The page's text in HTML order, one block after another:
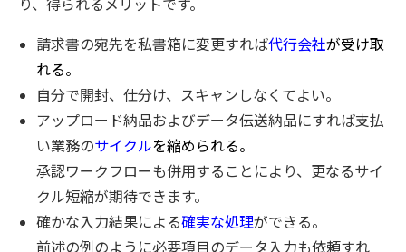
請求書の宛先を私書箱に変更すれば代行会社が受け取
れる。
自分で開封、仕分け、スキャンしなくてよい。
アップロード納品およびデータ伝送納品にすれば支払
い業務のサイクルを縮められる。
承認ワークフローも併用することにより、更なるサイ
クル短縮が期待できます。
確かな入力結果による確実な処理ができる。
前述の例のように必要項目のデータ入力も依頼すれ